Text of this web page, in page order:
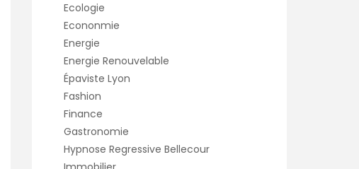
Ecologie
Econonmie
Energie
Energie Renouvelable
Épaviste Lyon
Fashion
Finance
Gastronomie
Hypnose Regressive Bellecour